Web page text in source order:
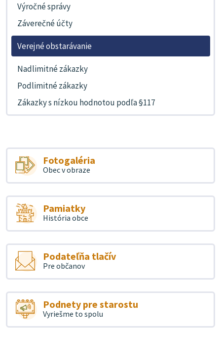
Výročné správy
Záverečné účty
Verejné obstarávanie
Nadlimitné zákazky
Podlimitné zákazky
Zákazky s nízkou hodnotou podľa §117
Fotogaléria
Obec v obraze
Pamiatky
História obce
Podateľňa tlačív
Pre občanov
Podnety pre starostu
Vyriešme to spolu